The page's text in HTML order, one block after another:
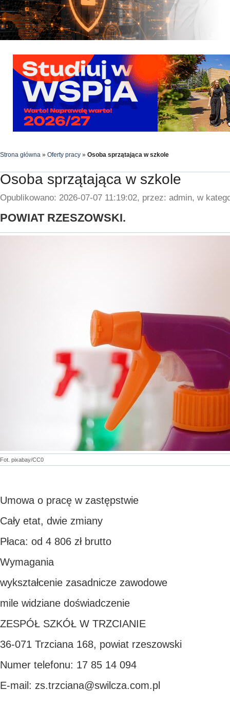
Strona główna » Oferty pracy » Osoba sprzątająca w szkole
Osoba sprzątająca w szkole
Opublikowano: 2026-07-07 11:19:02, przez: admin, w
POWIAT RZESZOWSKI.
Fot. pixabay/CC0
Umowa o pracę w zastępstwie
Cały etat, dwie zmiany
Płaca: od 4 806 zł brutto
Wymagania
wykształcenie zasadnicze zawodowe
mile widziane doświadczenie
ZESPÓŁ SZKÓŁ W TRZCIANIE
36-071 Trzciana 168, powiat rzeszowski
Numer telefonu: 17 85 14 094
E-mail: zs.trzciana@swilcza.com.pl